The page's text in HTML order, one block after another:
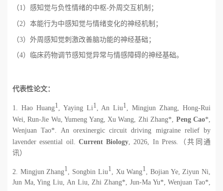
（1）感知觉与负性情绪的中枢-外周交互机制；
（2）本能行为中感知觉与情绪变化的神经机制；
（3）外周感知觉刺激改善脑功能的神经基础；
（4）临床药物调节感知觉异常与情感障碍的神经基础。
代表性论文：
1. Hao Huang1 , Yaying Li1 , An Liu1 , Mingjun Zhang, Hong-Rui
Wei, Run-Jie Wu, Yumeng Yang, Xu Wang, Zhi Zhang*, Peng Cao*,
Wenjuan Tao*. An orexinergic circuit driving migraine relief by
lavender essential oil. Current Biology, 2026, In Press. （共同通
讯）
2. Mingjun Zhang1 , Songbin Liu1 , Xu Wang1 , Bojian Ye, Ziyun Ni,
Jun Ma, Ying Liu, An Liu, Zhi Zhang*, Jun-Ma Yu*, Wenjuan Tao*,